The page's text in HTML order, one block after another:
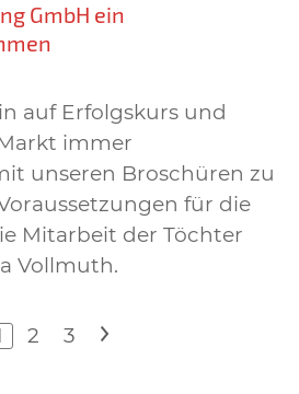
GmbH ein
auf Erfolgskurs und
immer
unseren Broschüren zu
für die
Mitarbeit der Töchter
Vollmuth.
2 3 >